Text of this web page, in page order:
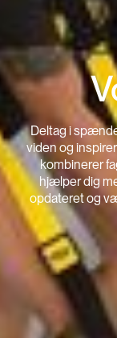
Deltag i
viden og
kombinerer
hjælper dig
opdateret og